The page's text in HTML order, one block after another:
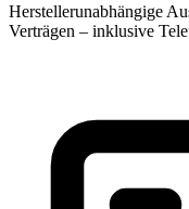
Herstellerunabhängige
Verträgen – inklusive